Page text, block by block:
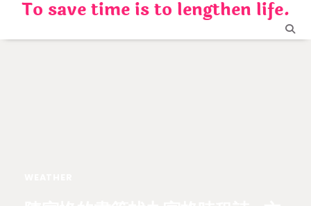
content
To save time is to lengthen life.